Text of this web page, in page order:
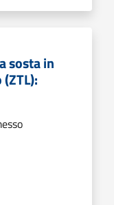
sosta in